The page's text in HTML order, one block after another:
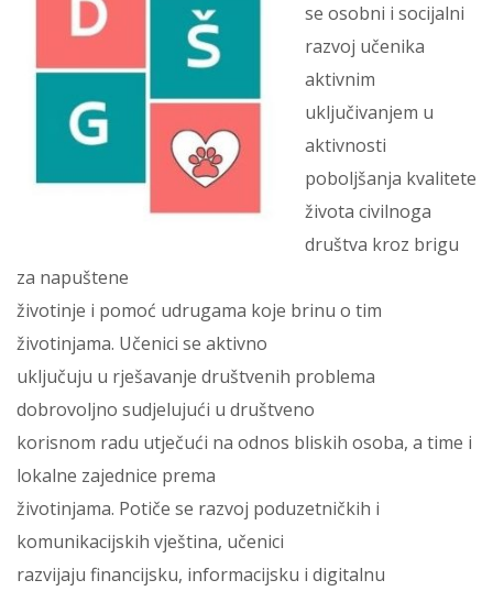
se osobni i socijalni
razvoj učenika
aktivnim
uključivanjem u
aktivnosti
poboljšanja kvalitete
života civilnoga
društva kroz brigu
za napuštene
životinje i pomoć udrugama koje brinu o tim
životinjama. Učenici se aktivno
uključuju u rješavanje društvenih problema
dobrovoljno sudjelujući u društveno
korisnom radu utječući na odnos bliskih osoba, a time i
lokalne zajednice prema
životinjama. Potiče se razvoj poduzetničkih i
komunikacijskih vještina, učenici
razvijaju financijsku, informacijsku i digitalnu